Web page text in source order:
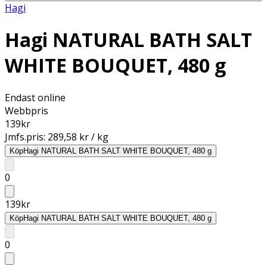
Hagi
Hagi NATURAL BATH SALT
WHITE BOUQUET, 480 g
Endast online
Webbpris
139kr
Jmfs.pris: 289,58 kr / kg
KöpHagi NATURAL BATH SALT WHITE BOUQUET, 480 g
0
139kr
KöpHagi NATURAL BATH SALT WHITE BOUQUET, 480 g
0